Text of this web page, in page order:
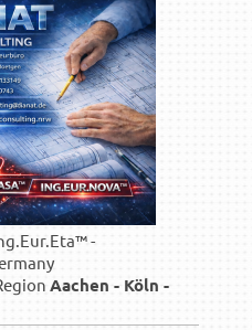
-
Aachen - Köln -